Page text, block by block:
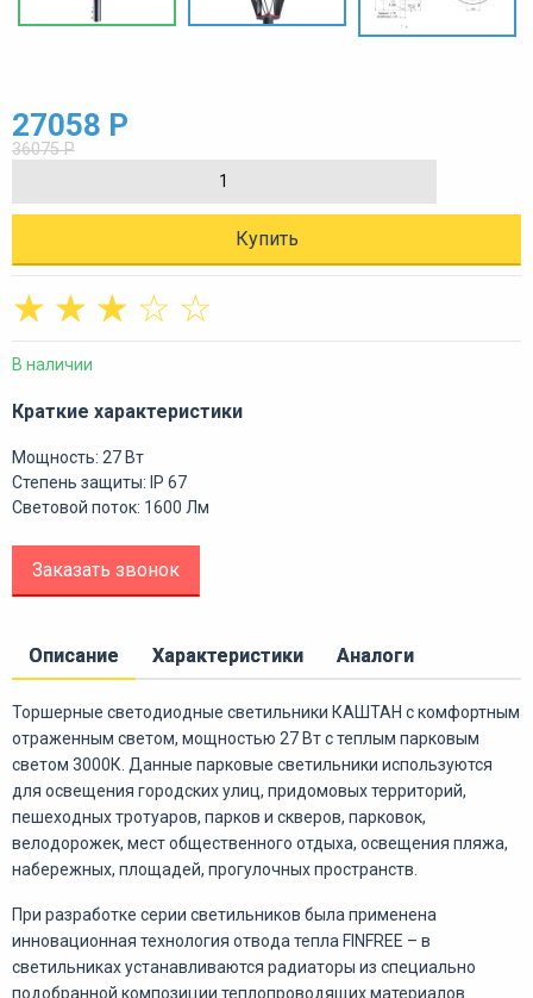
27058 Р
36075 Р
Купить
☆
☆
☆
☆
☆
В наличии
Краткие характеристики
Мощность: 27 Вт
Степень защиты: IP 67
Световой поток: 1600 Лм
Заказать звонок
Описание Характеристики Аналоги
Торшерные светодиодные светильники КАШТАН с комфортным
отраженным светом, мощностью 27 Вт с теплым парковым
светом 3000К. Данные парковые светильники используются
для освещения городских улиц, придомовых территорий,
пешеходных тротуаров, парков и скверов, парковок,
велодорожек, мест общественного отдыха, освещения пляжа,
набережных, площадей, прогулочных пространств.
При разработке серии светильников была применена
инновационная технология отвода тепла FINFREE – в
светильниках устанавливаются радиаторы из специально
подобранной композиции теплопроводящих материалов.